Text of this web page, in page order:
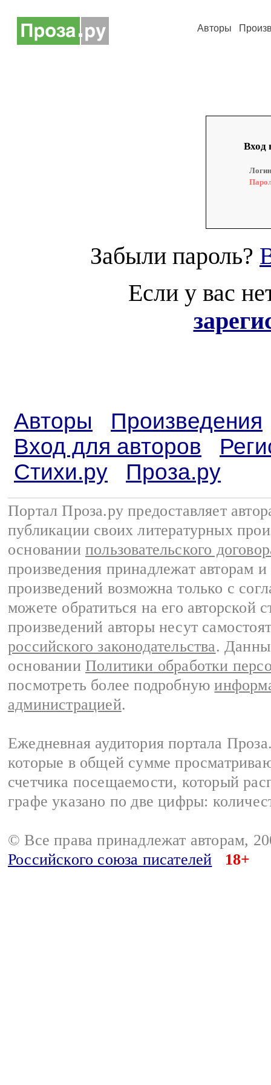
Авторы
Вход
Забыли пароль?
Если у вас
Авторы
Произведения
Вход для авторов
Стихи.ру
Проза.ру
Портал Проза.ру предоставляет
публикации своих литературных
основании пользовательского
произведения принадлежат авторам
произведений возможна только с
можете обратиться на его авторской
произведений авторы несут
российского законодательства.
основании Политики обработки
посмотреть более подробную
администрацией.
Ежедневная аудитория портала
которые в общей сумме
счетчика посещаемости, который
графе указано по две цифры:
© Все права принадлежат авторам,
Российского союза писателей
18+